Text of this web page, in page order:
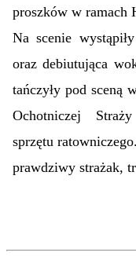
proszków w ramach
Na scenie
oraz debiutująca
tańczyły pod sceną
Ochotniczej
sprzętu
prawdziwy strażak,